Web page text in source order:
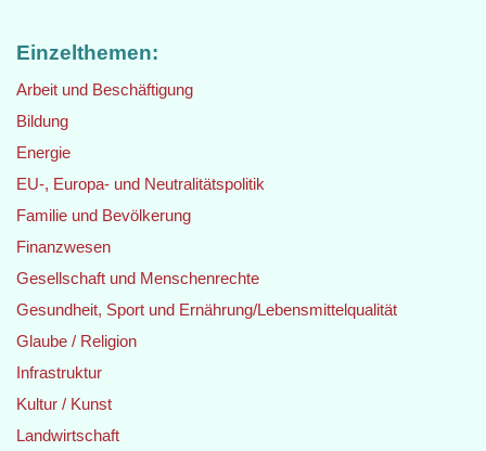
Einzelthemen:
Arbeit und Beschäftigung
Bildung
Energie
EU-, Europa- und Neutralitätspolitik
Familie und Bevölkerung
Finanzwesen
Gesellschaft und Menschenrechte
Gesundheit, Sport und Ernährung/Lebensmittelqualität
Glaube / Religion
Infrastruktur
Kultur / Kunst
Landwirtschaft